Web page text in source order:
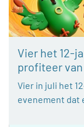
Vier het 12-
profiteer
Vier in juli het
evenement dat